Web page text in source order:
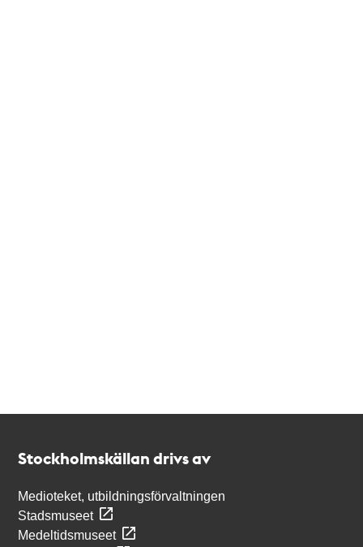
Stockholmskällan drivs av
Medioteket, utbildningsförvaltningen
Stadsmuseet
Medeltidsmuseet